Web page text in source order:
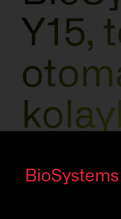
BioSystems
Y15,